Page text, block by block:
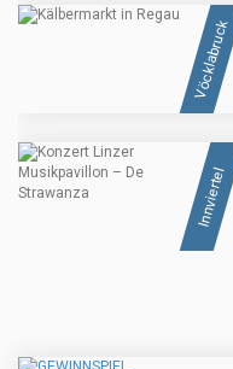
Vöcklabruck
Innviertel